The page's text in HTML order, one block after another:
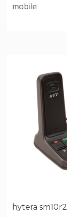
mobile
hytera sm10r2